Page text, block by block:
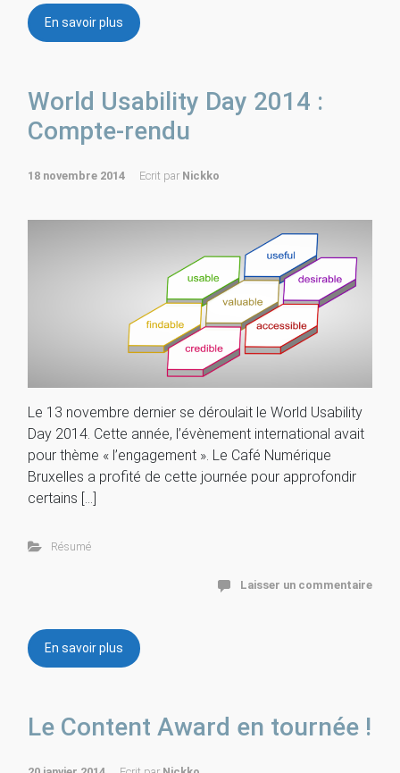
En savoir plus
World Usability Day 2014 :
Compte-rendu
18 novembre 2014 Ecrit par Nickko
Le 13 novembre dernier se déroulait le World Usability
Day 2014. Cette année, l’évènement international avait
pour thème « l’engagement ». Le Café Numérique
Bruxelles a profité de cette journée pour approfondir
certains […]
Résumé
Laisser un commentaire
En savoir plus
Le Content Award en tournée !